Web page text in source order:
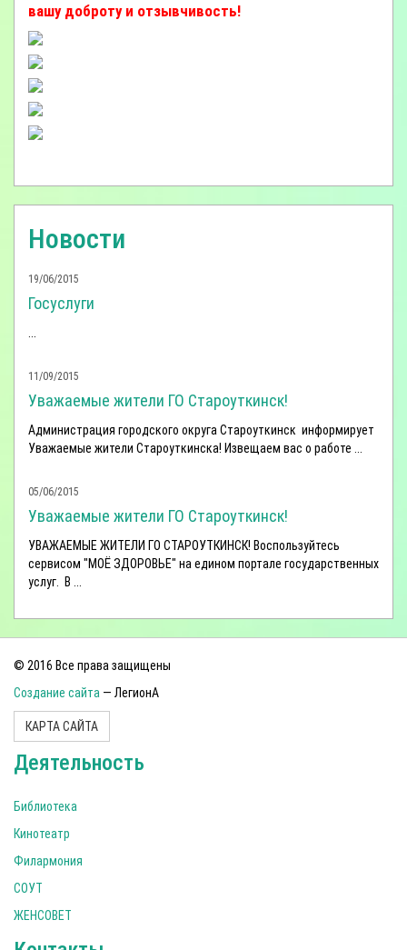
вашу доброту и отзывчивость!
Новости
19/06/2015
Госуслуги
11/09/2015
Уважаемые жители ГО Староуткинск!
Администрация городского округа Староуткинск информирует
Уважаемые жители Староуткинска! Извещаем вас о работе ...
05/06/2015
Уважаемые жители ГО Староуткинск!
УВАЖАЕМЫЕ ЖИТЕЛИ ГО СТАРОУТКИНСК! Воспользуйтесь
сервисом "МОЁ ЗДОРОВЬЕ" на едином портале государственных
услуг. В ...
© 2016 Все права защищены
Создание сайта — ЛегионА
КАРТА САЙТА
Деятельность
Библиотека
Кинотеатр
Филармония
СОУТ
ЖЕНСОВЕТ